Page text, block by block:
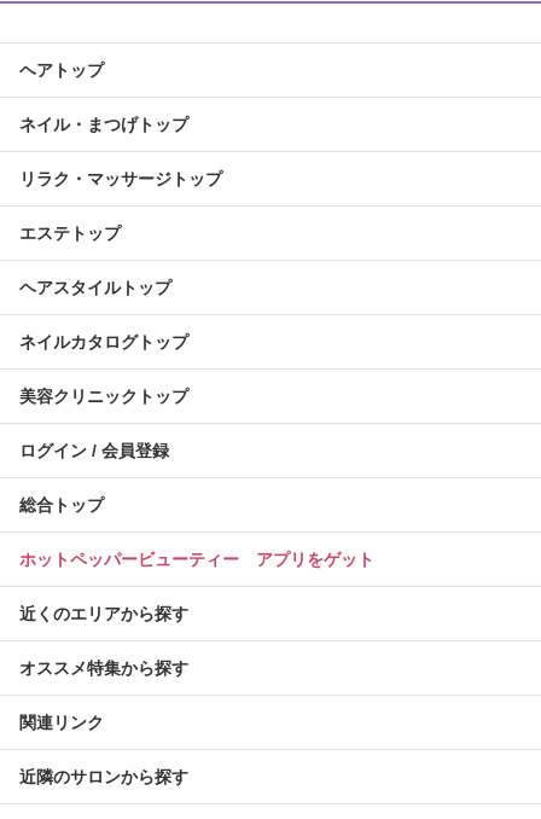
ヘアトップ
ネイル・まつげトップ
リラク・マッサージトップ
エステトップ
ヘアスタイルトップ
ネイルカタログトップ
美容クリニックトップ
ログイン / 会員登録
総合トップ
ホットペッパービューティー アプリをゲット
近くのエリアから探す
オススメ特集から探す
関連リンク
近隣のサロンから探す